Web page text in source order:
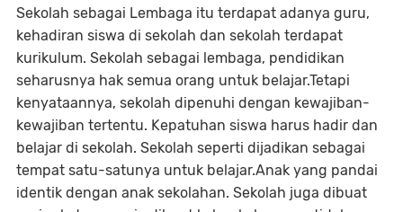
Sekolah sebagai Lembaga itu terdapat adanya guru,
kehadiran siswa di sekolah dan sekolah terdapat
kurikulum. Sekolah sebagai lembaga, pendidikan
seharusnya hak semua orang untuk belajar.Tetapi
kenyataannya, sekolah dipenuhi dengan kewajiban-
kewajiban tertentu. Kepatuhan siswa harus hadir dan
belajar di sekolah. Sekolah seperti dijadikan sebagai
tempat satu-satunya untuk belajar.Anak yang pandai
identik dengan anak sekolahan. Sekolah juga dibuat